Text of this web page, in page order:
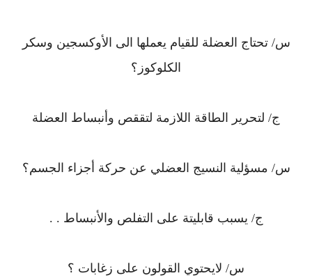
س/ تحتاج العضلة للقيام يعملها الى الأوكسجين وسكر
الكلوكوز؟
ج/ لتحرير الطاقة اللازمة لتققص وأنبساط العضلة
س/ مسؤلية النسيج العضلي عن حركة أجزاء الجسم؟
ج/ يسبب قابليتة على التفلص والأنبساط . .
س/ لايحتوي القولون على زغابات ؟